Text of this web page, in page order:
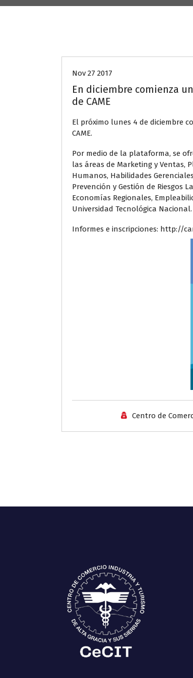
Nov 27 2017
En diciembre comienza
de CAME
El próximo lunes 4 de diciembre
CAME.
Por medio de la plataforma, se
las áreas de Marketing y Ventas,
Humanos, Habilidades
Prevención y Gestión de Riesgos
Economías Regionales,
Universidad Tecnológica Nacional.
Informes e inscripciones: http://
Centro de